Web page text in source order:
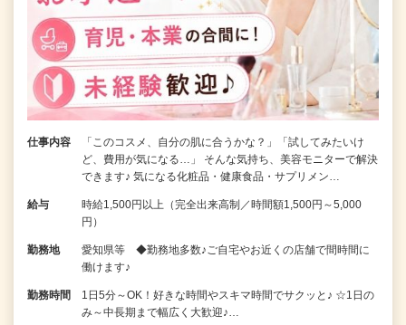
仕事内容
「このコスメ、自分の肌に合うかな？」「試してみたいけ
ど、費用が気になる…」 そんな気持ち、美容モニターで解決
できます♪ 気になる化粧品・健康食品・サプリメン…
給与
時給1,500円以上（完全出来高制／時間額1,500円～5,000
円）
勤務地
愛知県等 ◆勤務地多数♪ご自宅やお近くの店舗で間時間に
働けます♪
勤務時間
1日5分～OK！好きな時間やスキマ時間でサクッと♪ ☆1日の
み～中長期まで幅広く大歓迎♪…